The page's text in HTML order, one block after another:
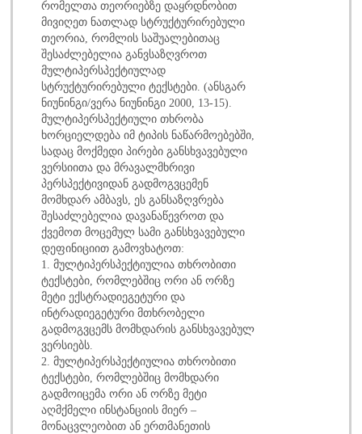
რომელთა თეორიებზე დაყრდნობით
მივიღეთ ნათლად სტრუქტურირებული
თეორია, რომლის საშუალებითაც
შესაძლებელია განვსაზღვროთ
მულტიპერსპექტიულად
სტრუქტურირებული ტექსტები. (ანსგარ
ნიუნინგი/ვერა ნიუნინგი 2000, 13-15).
მულტიპერსპექტიული თხრობა
ხორციელდება იმ ტიპის ნაწარმოებებში,
სადაც მოქმედი პირები განსხვავებული
ვერსიითა და მრავალმხრივი
პერსპექტივიდან გადმოგვცემენ
მომხდარ ამბავს, ეს განსაზღვრება
შესაძლებელია დავანაწევროთ და
ქვემოთ მოცემულ სამი განსხვავებული
დეფინიციით გამოვხატოთ:
1. მულტიპერსპექტიულია თხრობითი
ტექსტები, რომლებშიც ორი ან ორზე
მეტი ექსტრადიეგეტური და
ინტრადიეგეტური მთხრობელი
გადმოგვცემს მომხდარის განსხვავებულ
ვერსიებს.
2. მულტიპერსპექტიულია თხრობითი
ტექსტები, რომლებშიც მომხდარი
გადმოიცემა ორი ან ორზე მეტი
აღმქმელი ინსტანციის მიერ –
მონაცვლეობით ან ერთმანეთის